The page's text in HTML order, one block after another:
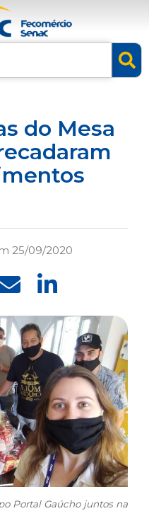
do Mesa
25/09/2020
Portal Gaúcho juntos na